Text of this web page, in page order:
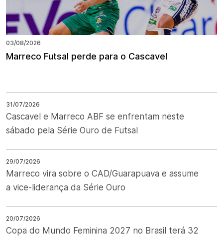
03/08/2026
Marreco Futsal perde para o Cascavel
31/07/2026
Cascavel e Marreco ABF se enfrentam neste
sábado pela Série Ouro de Futsal
29/07/2026
Marreco vira sobre o CAD/Guarapuava e assume
a vice-liderança da Série Ouro
20/07/2026
Copa do Mundo Feminina 2027 no Brasil terá 32